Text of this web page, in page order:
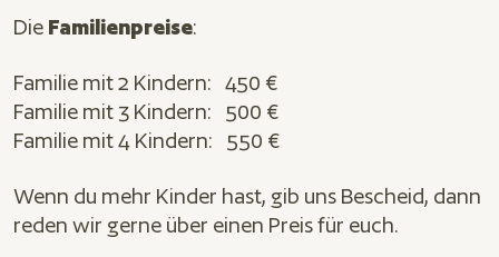
Die Familienpreise:
Familie mit 2 Kindern: 450 €
Familie mit 3 Kindern: 500 €
Familie mit 4 Kindern: 550 €
Wenn du mehr Kinder hast, gib uns Bescheid, dann
reden wir gerne über einen Preis für euch.